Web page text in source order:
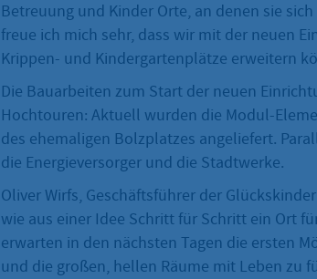
Betreuung und Kinder Orte, an denen sie
freue ich mich sehr, dass wir mit der neuen
Krippen- und Kindergartenplätze erweitern
Die Bauarbeiten zum Start der neuen
Hochtouren: Aktuell wurden die Modul-
des ehemaligen Bolzplatzes angeliefert.
die Energieversorger und die Stadtwerke.
Oliver Wirfs, Geschäftsführer der
wie aus einer Idee Schritt für Schritt ein Ort
erwarten in den nächsten Tagen die ersten
und die großen, hellen Räume mit Leben zu